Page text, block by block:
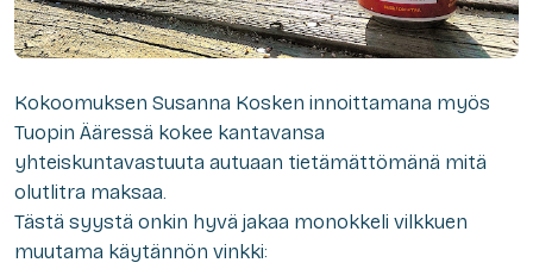
Kokoomuksen Susanna Kosken innoittamana myös
Tuopin Ääressä kokee kantavansa
yhteiskuntavastuuta autuaan tietämättömänä mitä
olutlitra maksaa.
Tästä syystä onkin hyvä jakaa monokkeli vilkkuen
muutama käytännön vinkki: